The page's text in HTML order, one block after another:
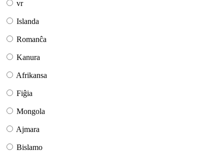
vr
Islanda
Romanĉa
Kanura
Afrikansa
Fiĝia
Mongola
Ajmara
Bislamo